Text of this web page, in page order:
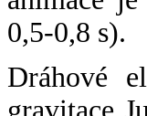
0,5-0,8 s).
Dráhové